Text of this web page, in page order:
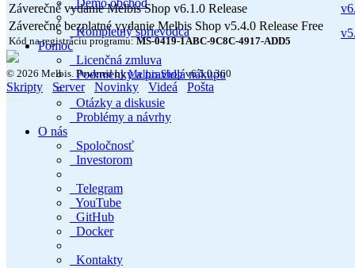
Kompletný sprievodca
Pomoc
Licenčná zmluva
Podmienky a pravidlá nákupu
Otázky a diskusie
Problémy a návrhy
O nás
Spoločnosť
Investorom
Telegram
YouTube
GitHub
Docker
Kontakty
Záverečné vydanie Melbis Shop v6.1.0 Release
Záverečné bezplatné vydanie Melbis Shop v5.4.0 Release Free
Kód na registráciu programu:MS-0419-1ABC-9C8C-4917-ADD5
© 2026 Melbis. Powered byMelbis Shopv6.5.0.360
Skripty Server Novinky Videá Pošta